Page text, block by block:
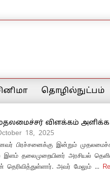
தொழில்நுட்பம்
விளக்கம்
18, 2025
பிரச்சனைக்கு இன்றும்
இளம் தலைமுறையினர் அரசியல்
தெரிவித்துள்ளார். அவர் மேலும் ...